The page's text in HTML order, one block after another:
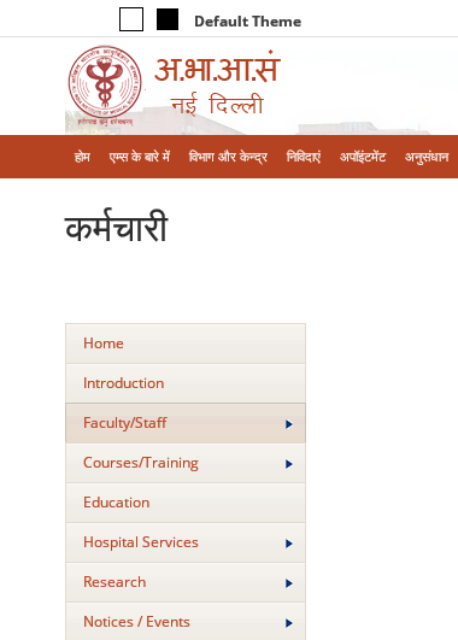
Default Theme
होम एम्‍स के बारे में विभाग और केन्‍द्र निविदाएं अपॉइंटमेंट अनुसंधान
कर्मचारी
Home
Introduction
Faculty/Staff
Courses/Training
Education
Hospital Services
Research
Notices / Events